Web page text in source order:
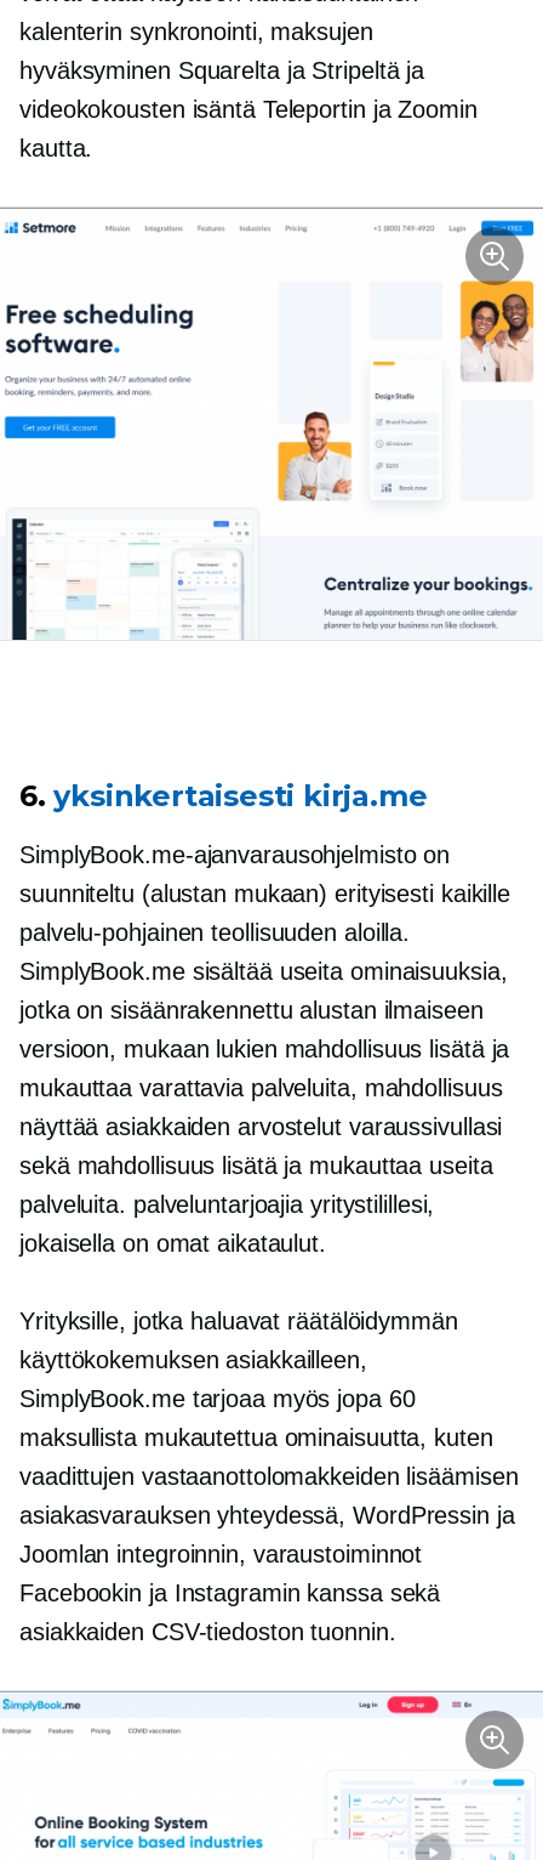
kalenterin synkronointi, maksujen
hyväksyminen Squarelta ja Stripeltä ja
videokokousten isäntä Teleportin ja Zoomin
kautta.
6.yksinkertaisesti kirja.me
SimplyBook.me-ajanvarausohjelmisto on
suunniteltu (alustan mukaan) erityisesti kaikille
palvelu-pohjainen teollisuuden aloilla.
SimplyBook.me sisältää useita ominaisuuksia,
jotka on sisäänrakennettu alustan ilmaiseen
versioon, mukaan lukien mahdollisuus lisätä ja
mukauttaa varattavia palveluita, mahdollisuus
näyttää asiakkaiden arvostelut varaussivullasi
sekä mahdollisuus lisätä ja mukauttaa useita
palveluita. palveluntarjoajia yritystilillesi,
jokaisella on omat aikataulut.
Yrityksille, jotka haluavat räätälöidymmän
käyttökokemuksen asiakkailleen,
SimplyBook.me tarjoaa myös jopa 60
maksullista mukautettua ominaisuutta, kuten
vaadittujen vastaanottolomakkeiden lisäämisen
asiakasvarauksen yhteydessä, WordPressin ja
Joomlan integroinnin, varaustoiminnot
Facebookin ja Instagramin kanssa sekä
asiakkaiden CSV-tiedoston tuonnin.